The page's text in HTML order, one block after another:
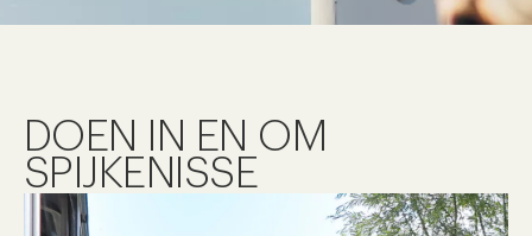
DOEN IN EN OM
SPIJKENISSE